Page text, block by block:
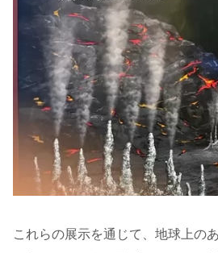
これらの展示を通じて、地球上の